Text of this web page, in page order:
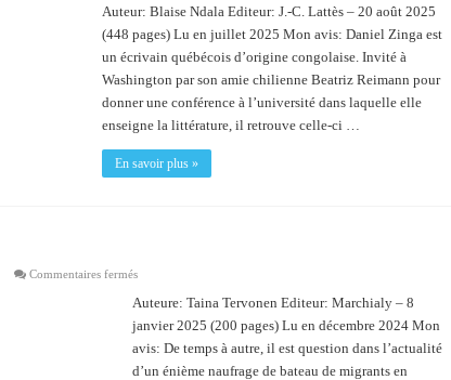
Auteur: Blaise Ndala Editeur: J.-C. Lattès – 20 août 2025
(448 pages) Lu en juillet 2025 Mon avis: Daniel Zinga est
un écrivain québécois d’origine congolaise. Invité à
Washington par son amie chilienne Beatriz Reimann pour
donner une conférence à l’université dans laquelle elle
enseigne la littérature, il retrouve celle-ci …
En savoir plus »
Commentaires ferméssur
veilleurs
Auteure: Taina Tervonen Editeur: Marchialy – 8
janvier 2025 (200 pages) Lu en décembre 2024 Mon
avis: De temps à autre, il est question dans l’actualité
d’un énième naufrage de bateau de migrants en